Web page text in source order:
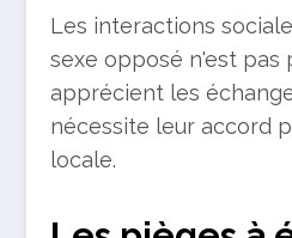
Les interactions
sexe opposé n'est pas
apprécient les
nécessite leur accord
locale.